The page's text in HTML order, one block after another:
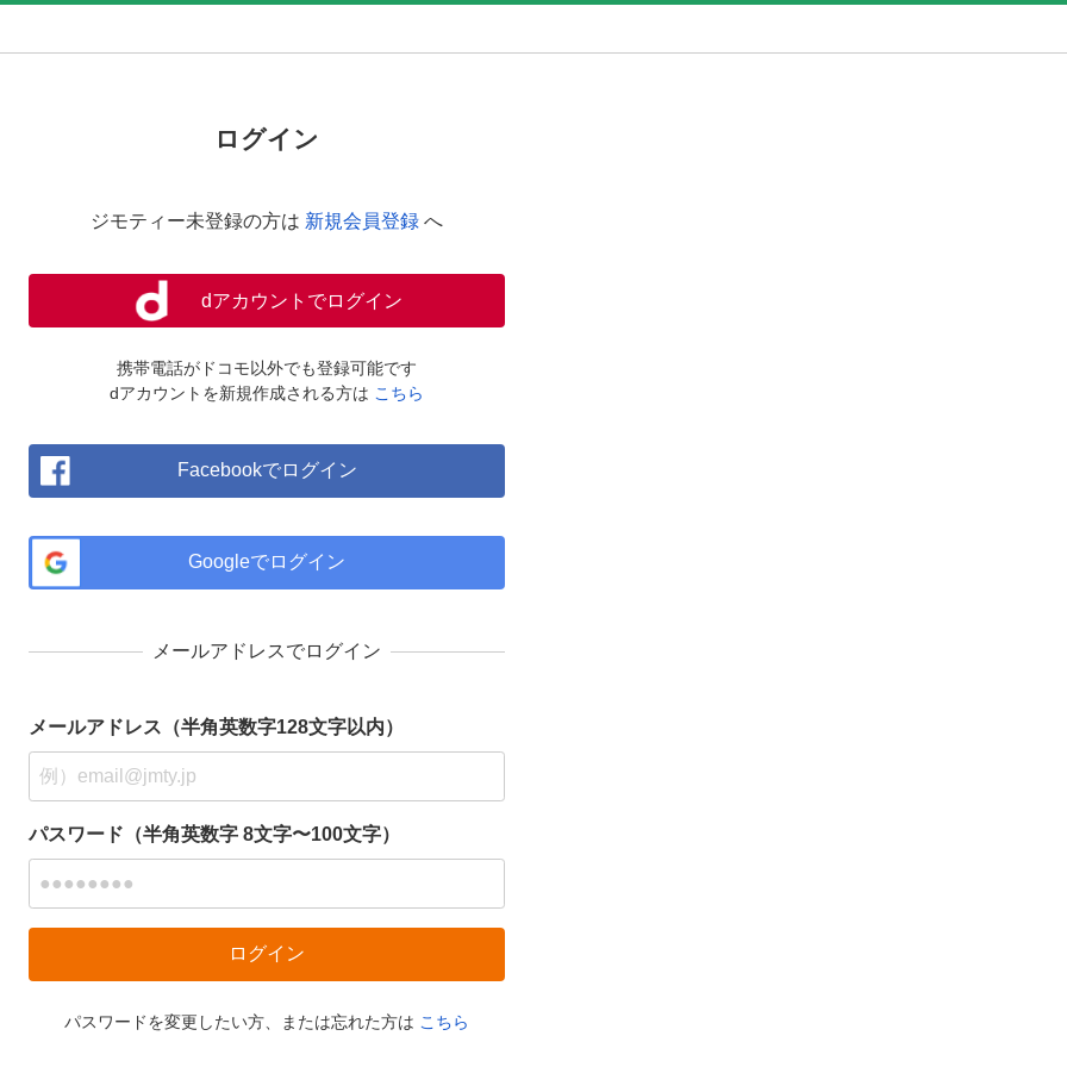
ログイン
ジモティー未登録の方は 新規会員登録 へ
dアカウントでログイン
携帯電話がドコモ以外でも登録可能です
dアカウントを新規作成される方は こちら
Facebookでログイン
Googleでログイン
メールアドレスでログイン
メールアドレス（半角英数字128文字以内）
パスワード（半角英数字 8文字〜100文字）
パスワードを変更したい方、または忘れた方は こちら